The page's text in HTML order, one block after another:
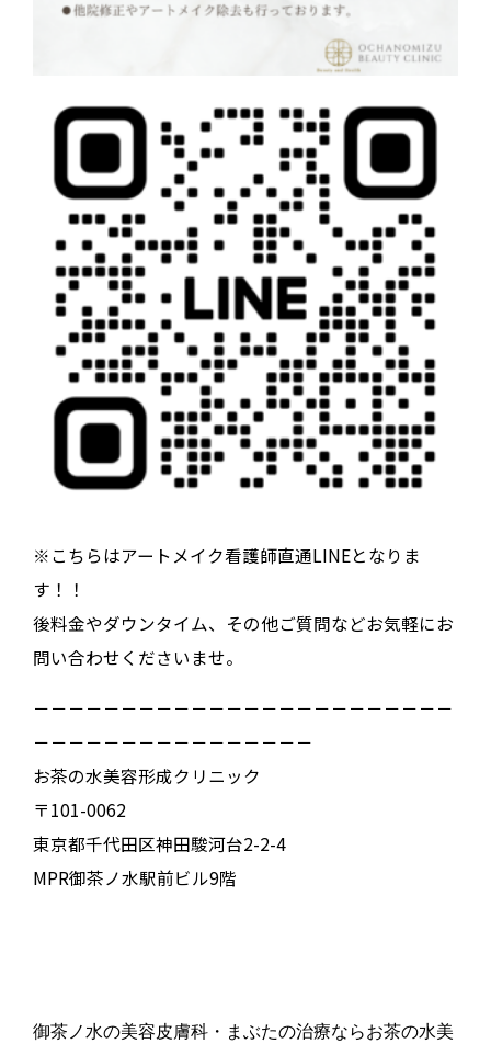
※こちらはアートメイク看護師直通LINEとなりま
す！！
後料金やダウンタイム、その他ご質問などお気軽にお
問い合わせくださいませ。
－－－－－－－－－－－－－－－－－－－－－－－－
－－－－－－－－－－－－－－－－
お茶の水美容形成クリニック
〒101-0062
東京都千代田区神田駿河台2-2-4
MPR御茶ノ水駅前ビル9階
御茶ノ水の美容皮膚科・まぶたの治療ならお茶の水美